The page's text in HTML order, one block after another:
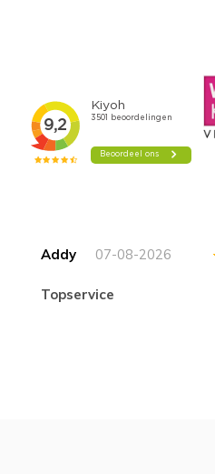
Addy 07-08-2026
topservice